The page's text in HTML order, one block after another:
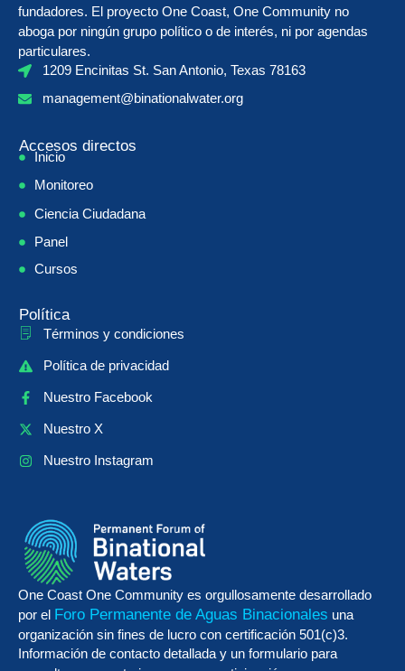
fundadores. El proyecto One Coast, One Community no
aboga por ningún grupo político o de interés, ni por agendas
particulares.
1209 Encinitas St. San Antonio, Texas 78163
management@binationalwater.org
Accesos directos
Inicio
Monitoreo
Ciencia Ciudadana
Panel
Cursos
Política
Términos y condiciones
Política de privacidad
Nuestro Facebook
Nuestro X
Nuestro Instagram
One Coast One Community es orgullosamente desarrollado
por el Foro Permanente de Aguas Binacionales una
organización sin fines de lucro con certificación 501(c)3.
Información de contacto detallada y un formulario para